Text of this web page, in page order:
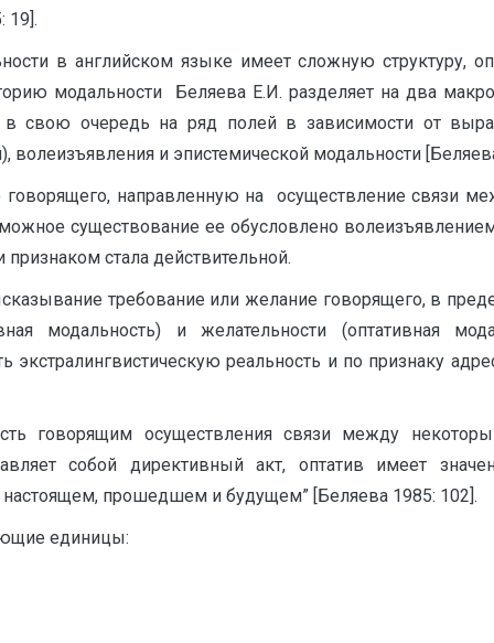
19].
в английском языке имеет сложную структуру,
модальности Беляева Е.И. разделяет на два
в свою очередь на ряд полей в зависимости от
волеизъявления и эпистемической модальности
направленную на осуществление связи
существование ее обусловлено
стала действительной.
требование или желание говорящего, в
модальность) и желательности (оптативная
реальность и по признаку
говорящим осуществления связи между
собой директивный акт, оптатив имеет
настоящем, прошедшем и будущем” [Беляева 1985: 102].
единицы: